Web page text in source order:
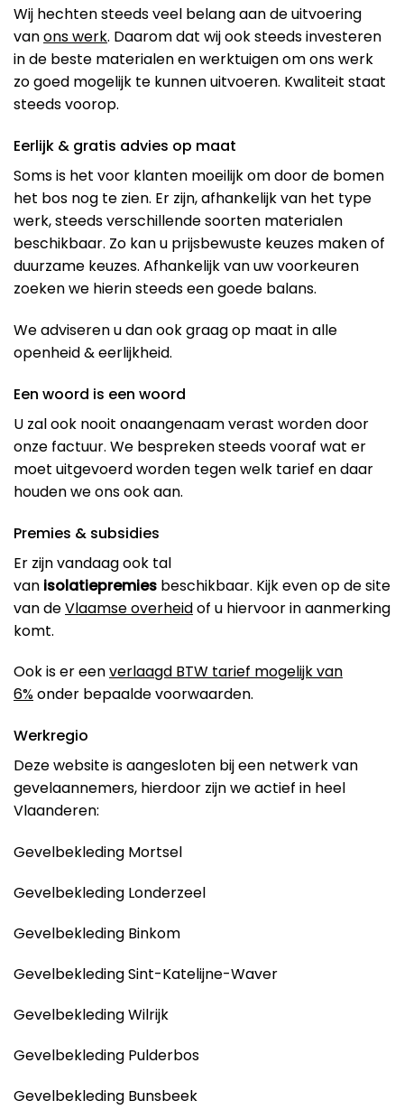
Wij hechten steeds veel belang aan de uitvoering
vanons werk. Daarom dat wij ook steeds investeren
in de beste materialen en werktuigen om ons werk
zo goed mogelijk te kunnen uitvoeren. Kwaliteit staat
steeds voorop.
Eerlijk & gratis advies op maat
Soms is het voor klanten moeilijk om door de bomen
het bos nog te zien. Er zijn, afhankelijk van het type
werk, steeds verschillende soorten materialen
beschikbaar. Zo kan u prijsbewuste keuzes maken of
duurzame keuzes. Afhankelijk van uw voorkeuren
zoeken we hierin steeds een goede balans.
We adviseren u dan ook graag op maat in alle
openheid & eerlijkheid.
Een woord is een woord
U zal ook nooit onaangenaam verast worden door
onze factuur. We bespreken steeds vooraf wat er
moet uitgevoerd worden tegen welk tarief en daar
houden we ons ook aan.
Premies & subsidies
Er zijn vandaag ook tal
van isolatiepremies beschikbaar. Kijk even op de site
van deVlaamse overheidof u hiervoor in aanmerking
komt.
Ook is er eenverlaagd BTW tarief mogelijk van
6%onder bepaalde voorwaarden.
Werkregio
Deze website is aangesloten bij een netwerk van
gevelaannemers, hierdoor zijn we actief in heel
Vlaanderen:
Gevelbekleding Mortsel
Gevelbekleding Londerzeel
Gevelbekleding Binkom
Gevelbekleding Sint-Katelijne-Waver
Gevelbekleding Wilrijk
Gevelbekleding Pulderbos
Gevelbekleding Bunsbeek